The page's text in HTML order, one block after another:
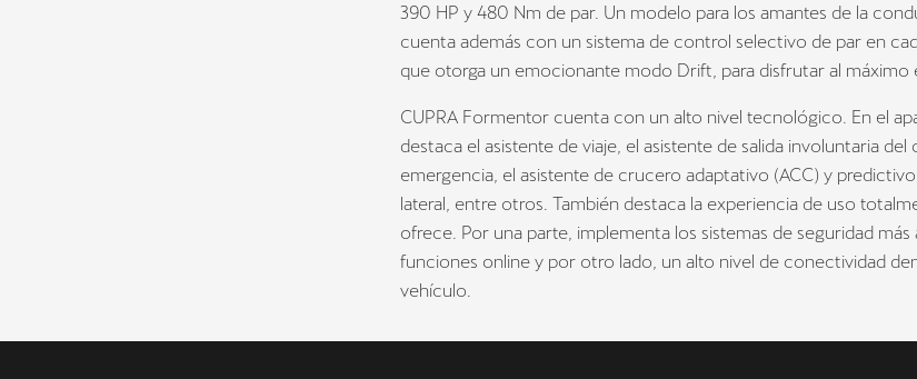
390 HP y 480 Nm de par. Un modelo para los amantes de la
cuenta además con un sistema de control selectivo de par en
que otorga un emocionante modo Drift, para disfrutar al máximo
CUPRA Formentor cuenta con un alto nivel tecnológico. En el
destaca el asistente de viaje, el asistente de salida involuntaria del
emergencia, el asistente de crucero adaptativo (ACC) y
lateral, entre otros. También destaca la experiencia de uso
ofrece. Por una parte, implementa los sistemas de seguridad más
funciones online y por otro lado, un alto nivel de conectividad
vehículo.